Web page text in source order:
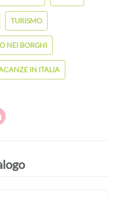
TURISMO
NEI BORGHI
IN ITALIA